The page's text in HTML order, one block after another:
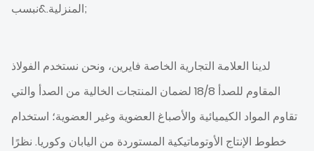
المنزلية.&نبسب;
لدينا العلامة التجارية الخاصة فايرين، ونحن نستخدم الفولاذ
المقاوم للصدأ 18/8 لضمان المنتجات الخالية من الصدأ والتي
تقاوم المواد الكيميائية والأصباغ العضوية وغير العضوية؛ استخدام
خطوط الإنتاج الأوتوماتيكية المستوردة من اليابان وكوريا. نظرًا